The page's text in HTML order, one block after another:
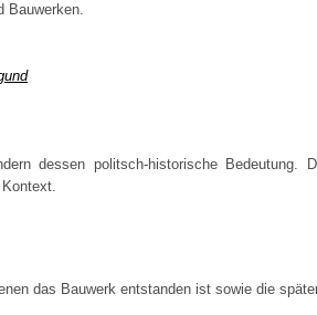
Bauwerken.
dessen politsch-historische Bedeutung.
das Bauwerk entstanden ist sowie die